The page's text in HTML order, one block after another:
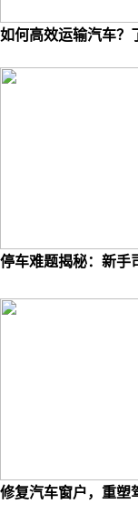
如何高效运输汽车？
停车难题揭秘：新手
修复汽车窗户，重塑